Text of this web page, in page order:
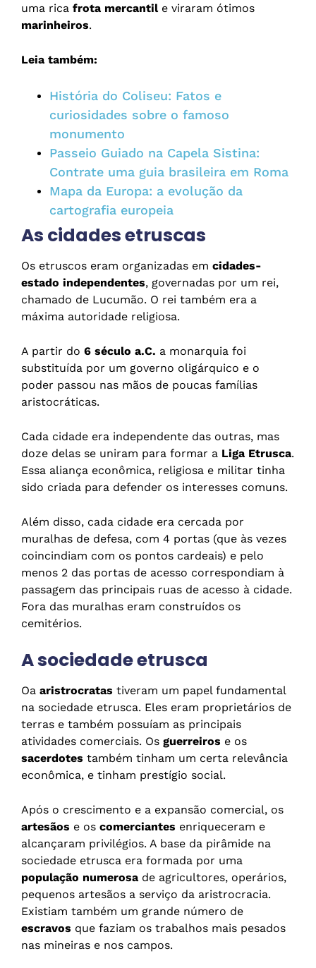
uma rica frota mercantile viraram ótimos
marinheiros.
Leia também:
História do Coliseu: Fatos e
curiosidades sobre o famoso
monumento
Passeio Guiado na Capela Sistina:
Contrate uma guia brasileira em Roma
Mapa da Europa: a evolução da
cartografia europeia
As cidades etruscas
Os etruscos eram organizadas em cidades-
estado independentes, governadas por um rei,
chamado de Lucumão. O rei também era a
máxima autoridade religiosa.
A partir do 6 século a.C. a monarquia foi
substituída por um governo oligárquico e o
poder passou nas mãos de poucas famílias
aristocráticas.
Cada cidade era independente das outras, mas
doze delas se uniram para formar a Liga Etrusca.
Essa aliança econômica, religiosa e militar tinha
sido criada para defender os interesses comuns.
Além disso, cada cidade era cercada por
muralhas de defesa, com 4 portas (que às vezes
coincindiam com os pontos cardeais) e pelo
menos 2 das portas de acesso correspondiam à
passagem das principais ruas de acesso à cidade.
Fora das muralhas eram construídos os
cemitérios.
A sociedade etrusca
Oa aristrocratas tiveram um papel fundamental
na sociedade etrusca. Eles eram proprietários de
terras e também possuíam as principais
atividades comerciais. Os guerreiros e os
sacerdotes também tinham um certa relevância
econômica, e tinham prestígio social.
Após o crescimento e a expansão comercial, os
artesãos e os comerciantes enriqueceram e
alcançaram privilégios. A base da pirâmide na
sociedade etrusca era formada por uma
população numerosa de agricultores, operários,
pequenos artesãos a serviço da aristrocracia.
Existiam também um grande número de
escravos que faziam os trabalhos mais pesados
nas mineiras e nos campos.